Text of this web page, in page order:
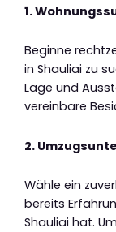
1.
Beginne
in Shauliai zu
Lage und
vereinbare
2.
Wähle ein
bereits
Shauliai hat.